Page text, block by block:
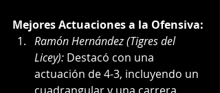
Mejores Actuaciones a la Ofensiva:
Ramón Hernández (Tigres del
Licey): Destacó con una
actuación de 4-3, incluyendo un